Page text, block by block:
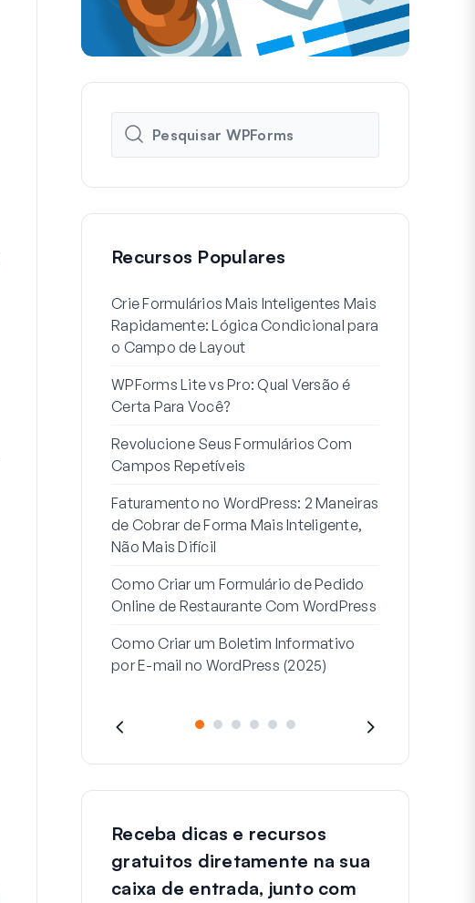
Recursos Populares
Crie Formulários Mais Inteligentes Mais
Rapidamente: Lógica Condicional para
o Campo de Layout
WPForms Lite vs Pro: Qual Versão é
Certa Para Você?
Revolucione Seus Formulários Com
Campos Repetíveis
Faturamento no WordPress: 2 Maneiras
de Cobrar de Forma Mais Inteligente,
Não Mais Difícil
Como Criar um Formulário de Pedido
Online de Restaurante Com WordPress
Como Criar um Boletim Informativo
por E-mail no WordPress (2025)
Receba dicas e recursos
gratuitos diretamente na sua
caixa de entrada, junto com